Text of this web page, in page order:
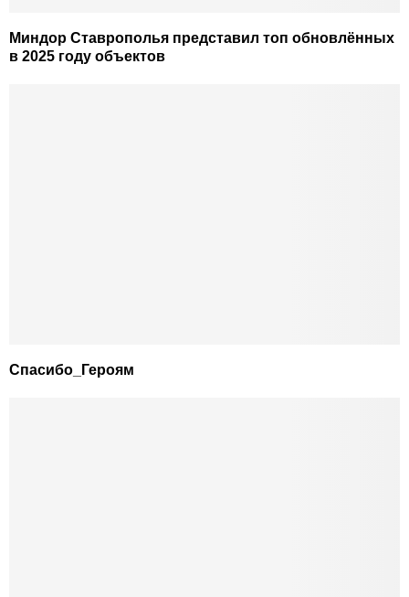
Миндор Ставрополья представил топ обновлённых
в 2025 году объектов
Спасибо_Героям